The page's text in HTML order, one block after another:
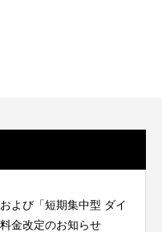
よび「短期集中型 ダイ
金改定のお知らせ